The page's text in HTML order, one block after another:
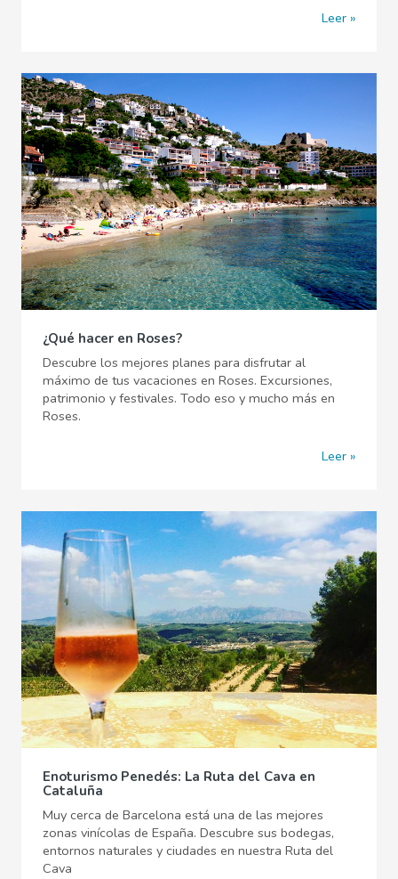
Leer
¿Qué hacer en Roses?
Descubre los mejores planes para disfrutar al
máximo de tus vacaciones en Roses. Excursiones,
patrimonio y festivales. Todo eso y mucho más en
Roses.
Leer
Enoturismo Penedés: La Ruta del Cava en
Cataluña
Muy cerca de Barcelona está una de las mejores
zonas vinícolas de España. Descubre sus bodegas,
entornos naturales y ciudades en nuestra Ruta del
Cava